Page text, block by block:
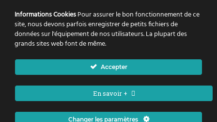
ParLise 3 avril 2019
20181115_support_GT_emploi_Deveco
1 2 →
Informations CookiesPour assurer le bon fonctionnement de ce
site, nous devons parfois enregistrer de petits fichiers de
données sur l'équipement de nos utilisateurs. La plupart des
grands sites web font de même.
Accepter
En savoir +
Changer les paramètres